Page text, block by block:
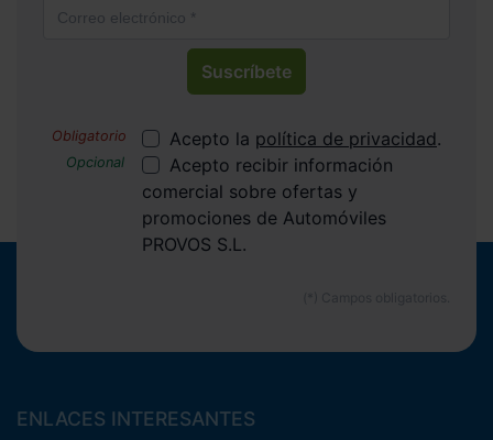
Suscríbete
Acepto la política de privacidad.
Acepto recibir información
comercial sobre ofertas y
promociones de Automóviles
PROVOS S.L.
ENLACES INTERESANTES